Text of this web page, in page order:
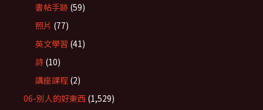
書帖手跡 (59)
照片 (77)
英文學習 (41)
詩 (10)
講座課程 (2)
06-別人的好東西 (1,529)